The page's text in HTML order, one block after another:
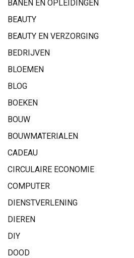
BANEN EN OPLEIDINGEN
BEAUTY
BEAUTY EN VERZORGING
BEDRIJVEN
BLOEMEN
BLOG
BOEKEN
BOUW
BOUWMATERIALEN
CADEAU
CIRCULAIRE ECONOMIE
COMPUTER
DIENSTVERLENING
DIEREN
DIY
DOOD